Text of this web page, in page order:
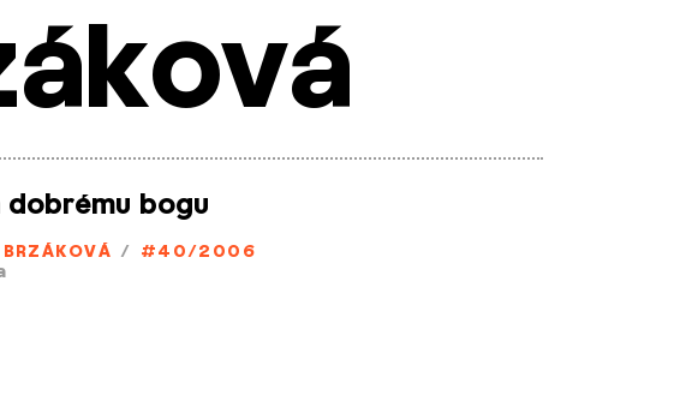
dobrému bogu
/
#40/2006